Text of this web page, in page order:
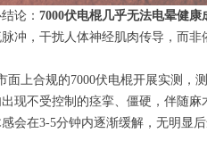
论： 7000伏电棍几乎无法电晕健康
冲，干扰人体神经肌肉传导，而
面上合规的7000伏电棍开展实测，
现不受控制的痉挛、僵硬，伴随
会在3-5分钟内逐渐缓解，无明显后